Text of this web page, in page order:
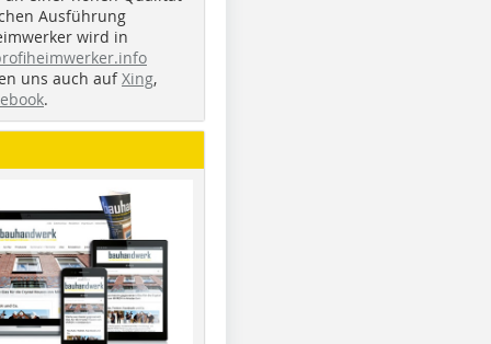
Ausführung
wird in
uns auch aufXing,
.